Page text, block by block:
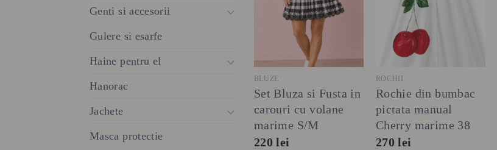
Genti si accesorii
Gulere si esarfe
Haine pentru el
Hanorac
Jachete
Masca protectie
BLUZE
Set Bluza si Fusta in
carouri cu volane
marime S/M
220lei
+
ROCHII
Rochie din bumbac
pictata manual
Cherry marime 38
270lei